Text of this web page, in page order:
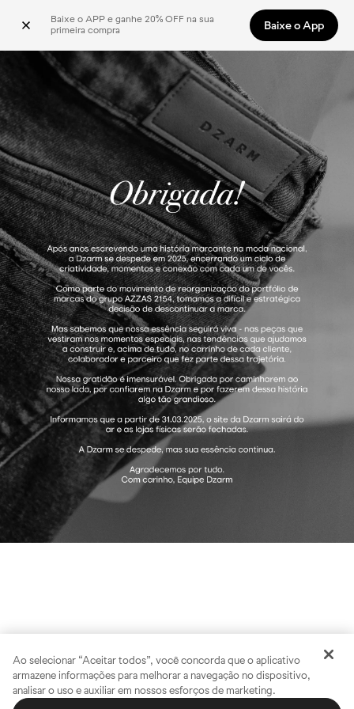
Baixe o APP e ganhe 20% OFF na sua
primeira compra
Baixe o App
Ao selecionar “Aceitar todos”, você concorda que o aplicativo
armazene informações para melhorar a navegação no dispositivo,
analisar o uso e auxiliar em nossos esforços de marketing.